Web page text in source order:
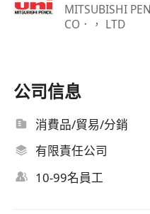
MITSUBISHI
CO．， LTD
公司信息
消費品/貿易/分銷
有限責任公司
10-99名員工